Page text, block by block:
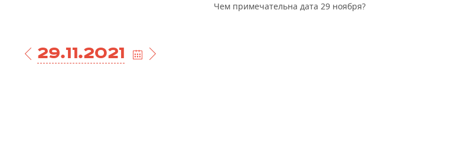
Чем примечательна дата 29 ноября?
29.11.2021